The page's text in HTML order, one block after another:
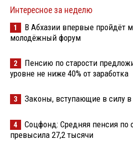
Интересное за неделю
1
В Абхазии впервые пройдёт
молодёжный форум
2
Пенсию по старости
уровне не ниже 40% от заработка
3 Законы, вступающие в силу в
4
Соцфонд: Средняя пенсия по
превысила 27,2 тысячи